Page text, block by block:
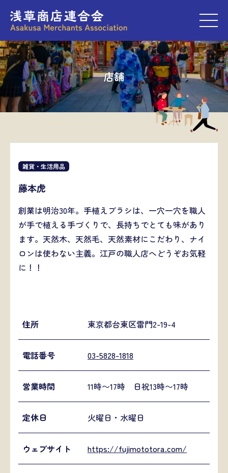
店舗
雑貨・生活用品
藤本虎
創業は明治30年。手植えブラシは、一穴一穴を職人
が手で植える手づくりで、長持ちでとても味があり
ます。天然木、天然毛、天然素材にこだわり、ナイ
ロンは使わない主義。江戸の職人店へどうぞお気軽
に！！
住所 東京都台東区雷門2-19-4
電話番号 03-5828-1818
営業時間 11時〜17時 日祝13時〜17時
定休日 火曜日・水曜日
ウェブサイト https://fujimototora.com/